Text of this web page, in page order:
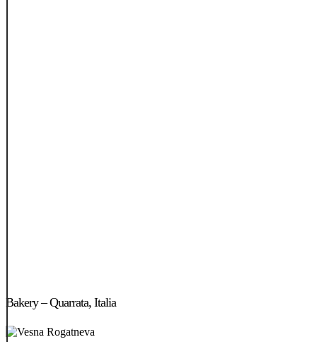
–
Quarrata,
Bakery – Quarrata, Italia